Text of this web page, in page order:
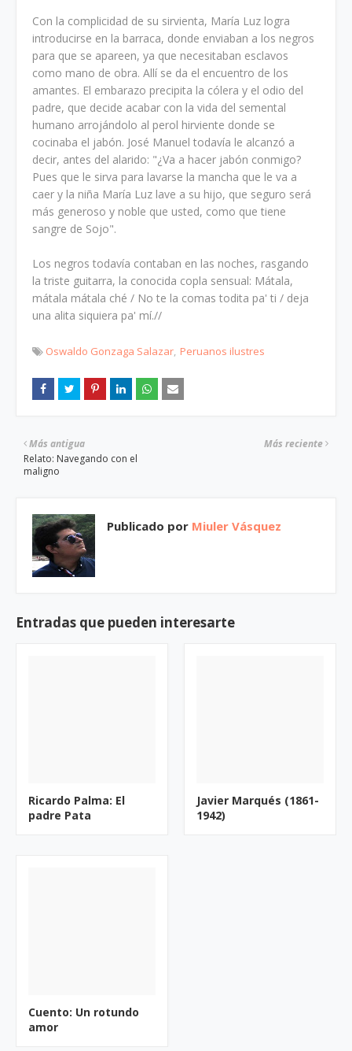
Con la complicidad de su sirvienta, María Luz logra
introducirse en la barraca, donde enviaban a los negros
para que se apareen, ya que necesitaban esclavos
como mano de obra. Allí se da el encuentro de los
amantes. El embarazo precipita la cólera y el odio del
padre, que decide acabar con la vida del semental
humano arrojándolo al perol hirviente donde se
cocinaba el jabón. José Manuel todavía le alcanzó a
decir, antes del alarido: "¿Va a hacer jabón conmigo?
Pues que le sirva para lavarse la mancha que le va a
caer y la niña María Luz lave a su hijo, que seguro será
más generoso y noble que usted, como que tiene
sangre de Sojo".
Los negros todavía contaban en las noches, rasgando
la triste guitarra, la conocida copla sensual: Mátala,
mátala mátala ché / No te la comas todita pa' ti / deja
una alita siquiera pa' mí.//
Oswaldo Gonzaga Salazar Peruanos ilustres
Más reciente
Más antigua
Relato: Navegando con el
maligno
Publicado por Miuler Vásquez
Entradas que pueden interesarte
Ricardo Palma: El
padre Pata
Javier Marqués (1861-
1942)
Cuento: Un rotundo
amor